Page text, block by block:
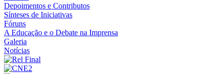
Depoimentos e Contributos
Sínteses de Iniciativas
Fóruns
A Educação e o Debate na Imprensa
Galeria
Notícias